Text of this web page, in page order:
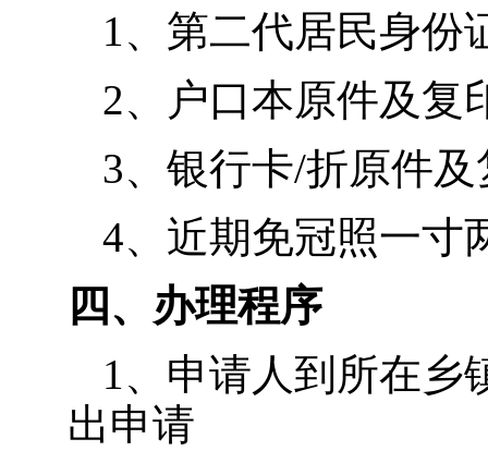
1、第二代居民身份
2、户口本原件及复
3、银行卡/折原件
4、近期免冠照一寸
四、办理程序
1、申请人到所在乡
出申请